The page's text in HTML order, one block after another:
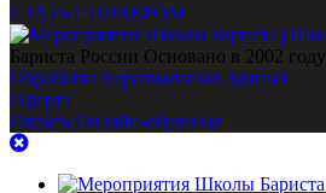
СТАТЬ СПИКЕРОМ
Бариста России Основано в 2002 году
Обработка персональных данных
Оферта
Оплата Онлайн-обучение